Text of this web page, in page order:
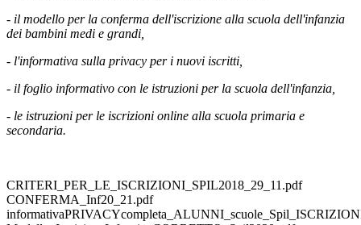
- il modello per la conferma dell'iscrizione alla scuola dell'infanzia
dei bambini medi e grandi,
- l'informativa sulla privacy per i nuovi iscritti,
- il foglio informativo con le istruzioni per la scuola dell'infanzia,
- le istruzioni per le iscrizioni online alla scuola primaria e
secondaria.
CRITERI_PER_LE_ISCRIZIONI_SPIL2018_29_11.pdf
CONFERMA_Inf20_21.pdf